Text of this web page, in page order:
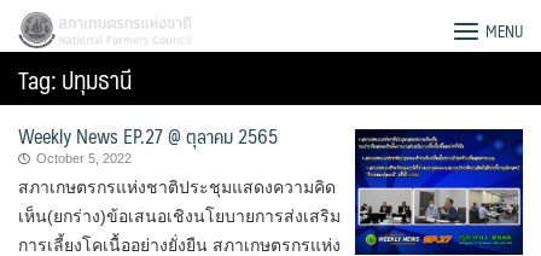
Skip
content
สภาเกษตรกรแห่งชาติ MENU
Tag:ปทุมธานี
Weekly News EP.27 @ ตุลาคม 2565
October 5, 2022
สภาเกษตรกรแห่งชาติประชุมแสดงความคิด
เห็น(ยกร่าง)ข้อเสนอเชิงนโยบายการส่งเสริม
การเลี้ยงโคเนื้ออย่างยั่งยืน สภาเกษตรกรแห่ง